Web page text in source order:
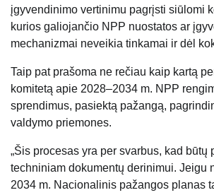
įgyvendinimo vertinimu pagrįsti siūlomi
kurios galiojančio NPP nuostatos ar
mechanizmai neveikia tinkamai ir dėl
Taip pat prašoma ne rečiau kaip kartą
komitetą apie 2028–2034 m. NPP
sprendimus, pasiektą pažangą,
valdymo priemones.
„Šis procesas yra per svarbus, kad būtų
techniniam dokumentų derinimui. Jeigu
2034 m. Nacionalinis pažangos planas